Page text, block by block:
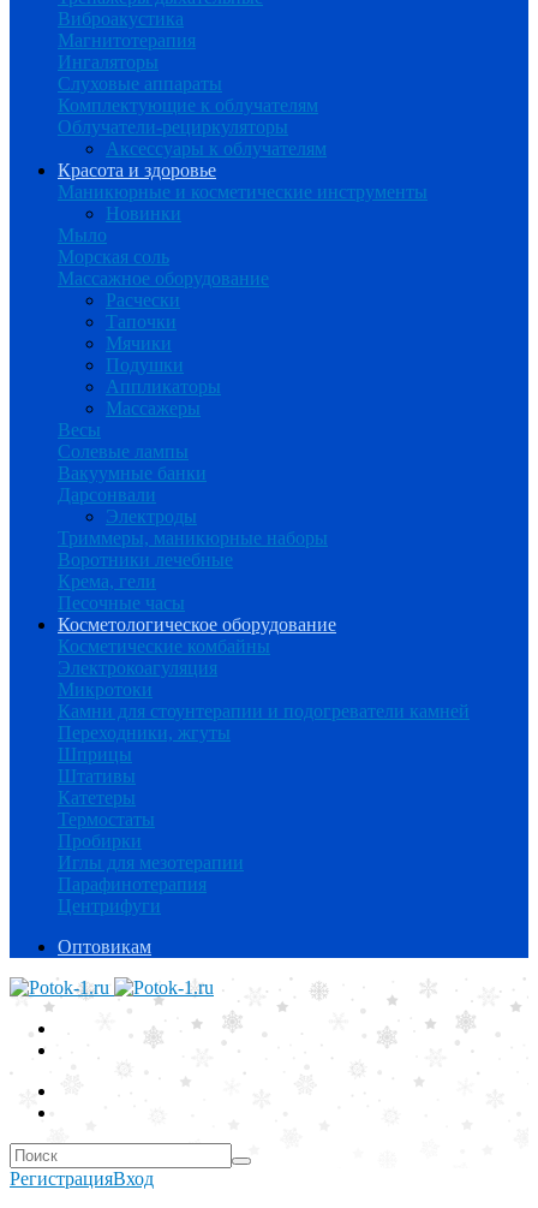
Виброакустика
Магнитотерапия
Ингаляторы
Слуховые аппараты
Комплектующие к облучателям
Облучатели-рециркуляторы
Аксессуары к облучателям
Красота и здоровье
Маникюрные и косметические инструменты
Новинки
Мыло
Морская соль
Массажное оборудование
Расчески
Тапочки
Мячики
Подушки
Аппликаторы
Массажеры
Весы
Солевые лампы
Вакуумные банки
Дарсонвали
Электроды
Триммеры, маникюрные наборы
Воротники лечебные
Крема, гели
Песочные часы
Косметологическое оборудование
Косметические комбайны
Электрокоагуляция
Микротоки
Камни для стоунтерапии и подогреватели камней
Переходники, жгуты
Шприцы
Штативы
Катетеры
Термостаты
Пробирки
Иглы для мезотерапии
Парафинотерапия
Центрифуги
Оптовикам
РегистрацияВход